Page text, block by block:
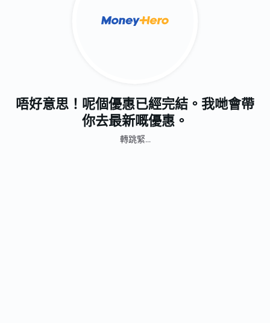
唔好意思！呢個優惠已經完結。我哋會帶
你去最新嘅優惠。
轉跳緊...